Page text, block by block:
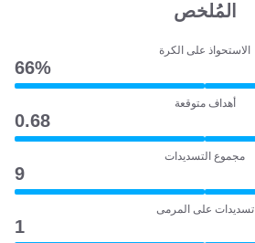
المُلخص
الاستحواذ على الكرة
66‎%‎
أهداف متوقعة
0.68
مجموع التسديدات
9
تسديدات على المرمى
1